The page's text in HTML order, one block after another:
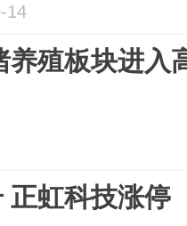
14
养殖板块进入
正虹科技涨停